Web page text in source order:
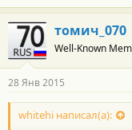
томич_070
Well-Known
28 Янв 2015
whitehi написал(а):